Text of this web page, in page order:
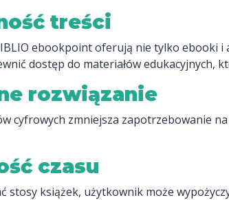
treści
ebookpoint oferują nie tylko ebooki i
dostęp do materiałów edukacyjnych,
rozwiązanie
cyfrowych zmniejsza zapotrzebowanie
czasu
stosy książek, użytkownik może